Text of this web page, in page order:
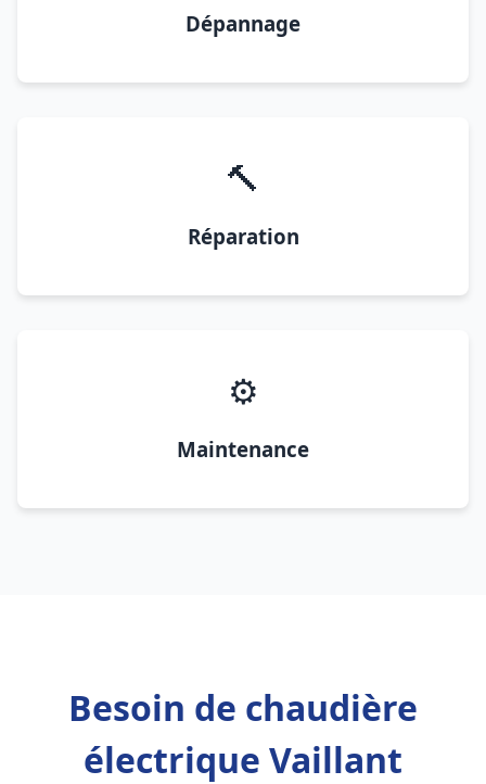
Dépannage
🔨
Réparation
⚙️
Maintenance
Besoin de chaudière
électrique Vaillant